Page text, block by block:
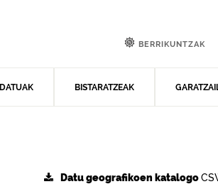
DATUAK BISTARATZEAK
BERRIKUNTZAK
Datu geografikoen katalogo